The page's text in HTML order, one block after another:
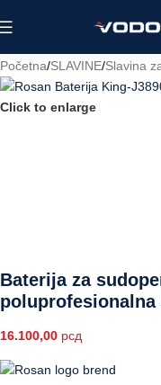
Početna/SLAVINE/Slavina
Click to enlarge
Baterija za
poluprofesionalna
16.100,00 рсд